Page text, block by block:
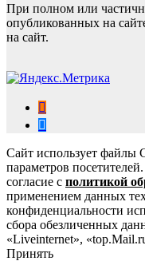
При полном или
опубликованных на
на сайт.
Сайт использует файлы
параметров
согласие с политикой
применением данных
конфиденциальности
сбора обезличенных
«Liveinternet»,
Принять